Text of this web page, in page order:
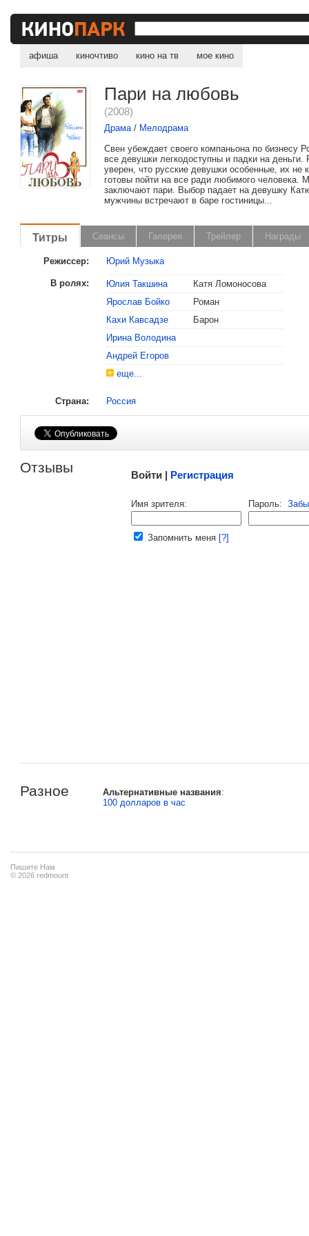
афиша киночтиво кино на тв мое кино
Пари на любовь
(2008)
Драма/ Мелодрама
Свен убеждает своего компаньона по бизнесу
все девушки легкодоступны и падки на
уверен, что русские девушки особенные, их не
готовы пойти на все ради любимого человека.
заключают пари. Выбор падает на девушку
мужчины встречают в баре гостиницы...
Титры Сеансы Галерея Трейлер Награды
Режиссер: Юрий Музыка
В ролях: Юлия Такшина
Катя Ломоносова
Ярослав Бойко
Роман
Кахи Кавсадзе
Барон
Ирина Володина
Андрей Егоров
еще...
Страна: Россия
Отзывы Войти | Регистрация
Имя зрителя: Пароль:
Запомнить меня [?]
Разное Альтернативные названия:
100 долларов в час
Пишите Нам
© 2026 redmount